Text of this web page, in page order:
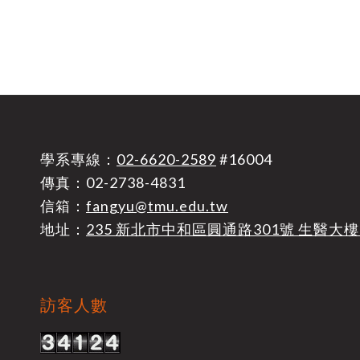
學系專線： 02-6620-2589 #16004
傳真：02-2738-4831
信箱： fangyu@tmu.edu.tw
地址： 235 新北市中和區圓通路301號 生醫大
訪客人數